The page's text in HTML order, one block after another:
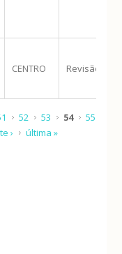
CENTRO Revisão
52 53 54
55
› última »